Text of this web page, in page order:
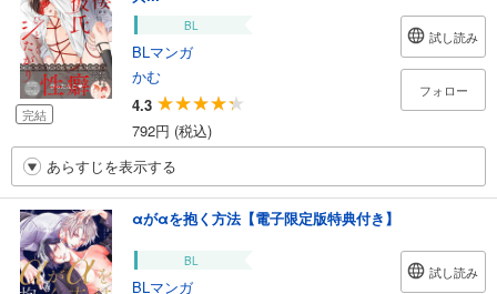
完結
BL
BLマンガ
かむ
4.3
792円 (税込)
試し読み
フォロー
あらすじを表示する
αがαを抱く方法【電子限定版特典付き】
BL
BLマンガ
試し読み